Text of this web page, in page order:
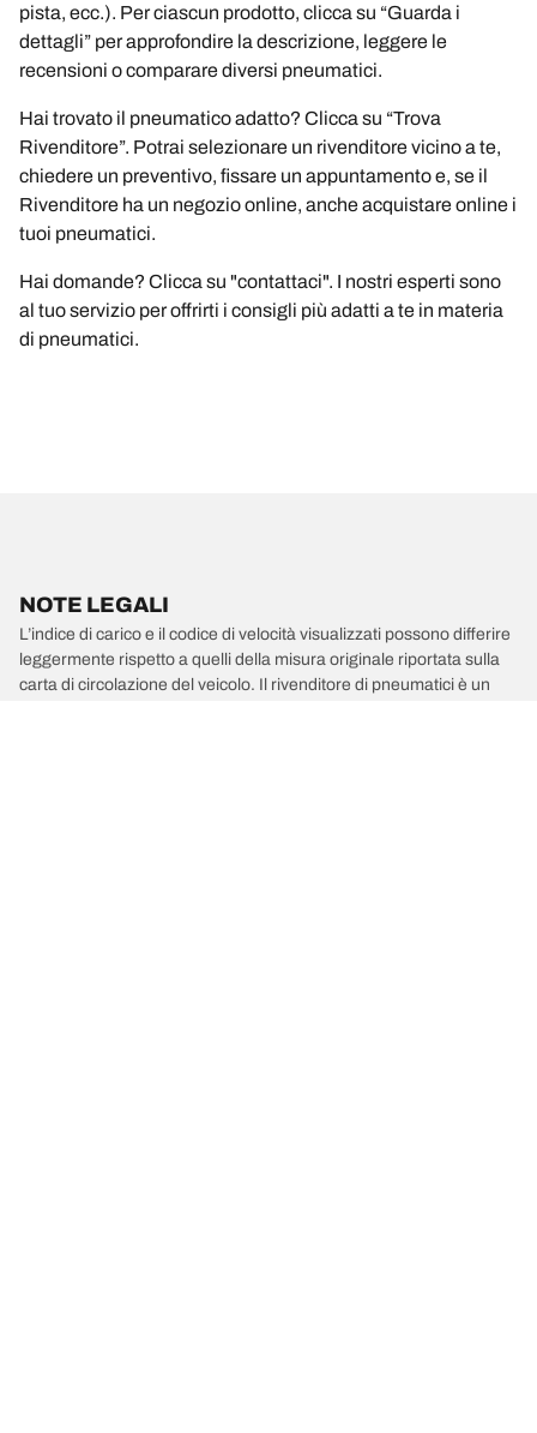
pista, ecc.). Per ciascun prodotto, clicca su “Guarda i
dettagli” per approfondire la descrizione, leggere le
recensioni o comparare diversi pneumatici.
Hai trovato il pneumatico adatto? Clicca su “Trova
Rivenditore”. Potrai selezionare un rivenditore vicino a te,
chiedere un preventivo, fissare un appuntamento e, se il
Rivenditore ha un negozio online, anche acquistare online i
tuoi pneumatici.
Hai domande? Clicca su "contattaci". I nostri esperti sono
al tuo servizio per offrirti i consigli più adatti a te in materia
di pneumatici.
NOTE LEGALI
L’indice di carico e il codice di velocità visualizzati possono differire
leggermente rispetto a quelli della misura originale riportata sulla
carta di circolazione del veicolo. Il rivenditore di pneumatici è un